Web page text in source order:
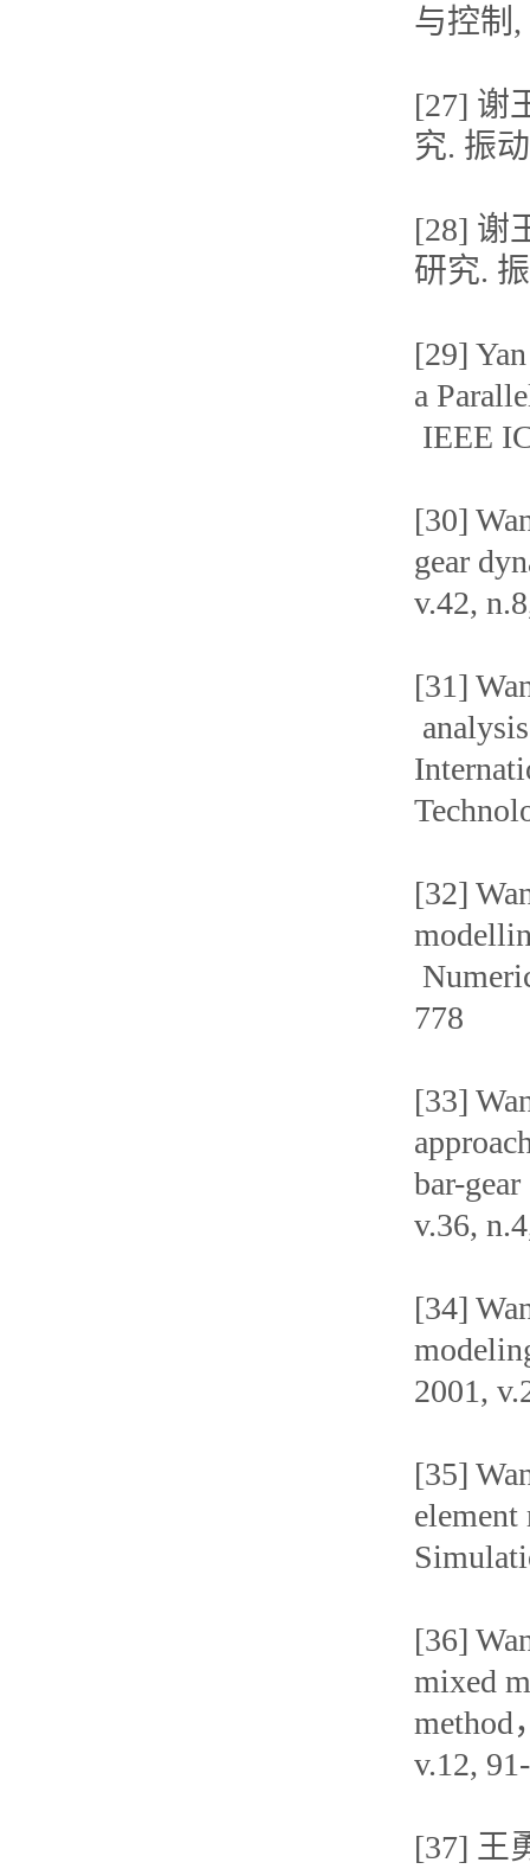
与控制,
[27] 谢
究. 振
[28] 谢
研究.
[29]
a
IEEE
[30]
gear
v.42,
[31]
[32]
778
[33]
bar-
v.36,
[34]
2001,
[35]
[36]
mixed
method
v.12,
[37] 王